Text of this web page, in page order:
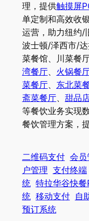
理，提供触摸屏
单定制和高效收
运营，助力纽约/
波士顿/泽西市/
菜餐馆、川菜餐
湾餐厅、 火锅餐
菜餐厅、 东北菜
斋菜餐厅、 甜品
等餐饮业务实现
餐饮管理方案，
二维码支付 会员
户管理 支付终端
统 特拉华谷快餐
统 移动支付 自
预订系统